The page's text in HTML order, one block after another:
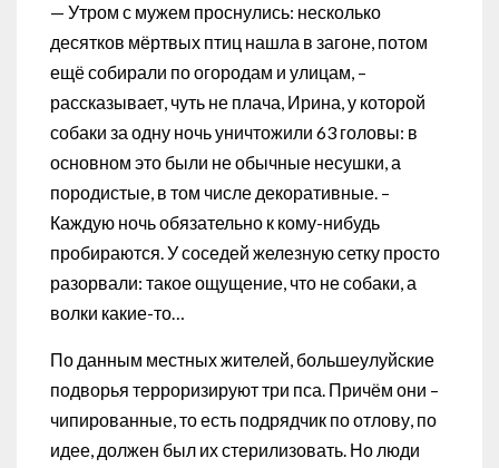
— Утром с мужем проснулись: несколько
десятков мёртвых птиц нашла в загоне, потом
ещё собирали по огородам и улицам, –
рассказывает, чуть не плача, Ирина, у которой
собаки за одну ночь уничтожили 63 головы: в
основном это были не обычные несушки, а
породистые, в том числе декоративные. –
Каждую ночь обязательно к кому-нибудь
пробираются. У соседей железную сетку просто
разорвали: такое ощущение, что не собаки, а
волки какие-то…
По данным местных жителей, большеулуйские
подворья терроризируют три пса. Причём они –
чипированные, то есть подрядчик по отлову, по
идее, должен был их стерилизовать. Но люди